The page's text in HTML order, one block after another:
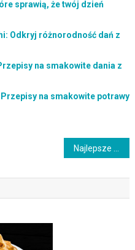
sprawią, że twój dzień
Odkryj różnorodność dań z
na smakowite dania z
na smakowite potrawy